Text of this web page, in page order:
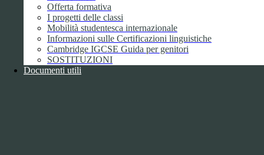
Offerta formativa
I progetti delle classi
Mobilità studentesca internazionale
Informazioni sulle Certificazioni linguistiche
Cambridge IGCSE Guida per genitori
SOSTITUZIONI
Documenti utili